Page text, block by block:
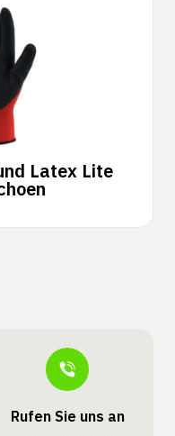
Latex Lite
Rufen Sie uns an